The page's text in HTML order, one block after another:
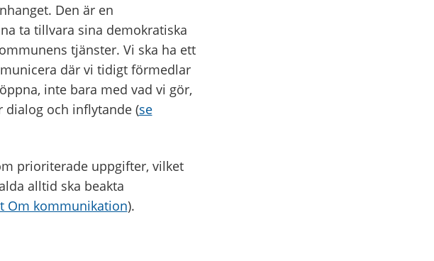
Den är en
ta tillvara sina demokratiska
tjänster. Vi ska ha ett
där vi tidigt förmedlar
inte bara med vad vi gör,
dialog och inflytande (se
prioriterade uppgifter, vilket
alltid ska beakta
Om kommunikation).